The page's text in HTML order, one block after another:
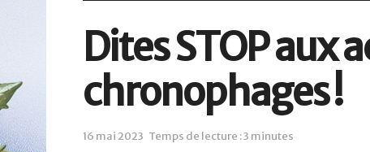
Dites STOP aux
chronophages !
16 mai 2023 Temps de lecture : 3 minutes